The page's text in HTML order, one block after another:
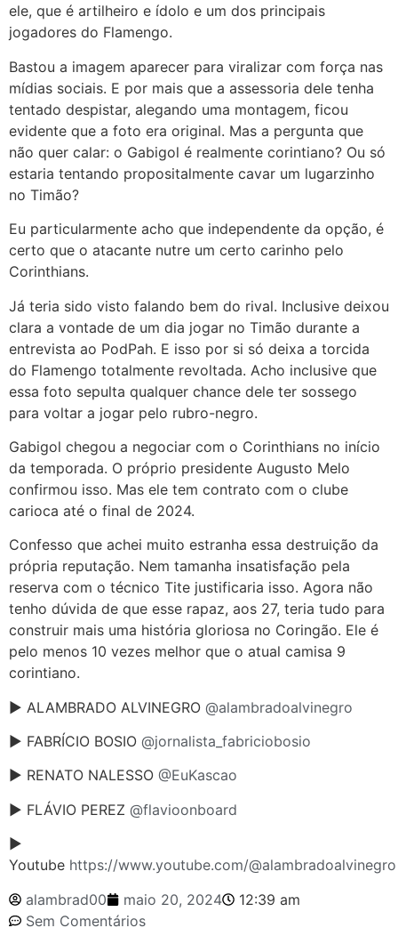
ele, que é artilheiro e ídolo e um dos principais
jogadores do Flamengo.
Bastou a imagem aparecer para viralizar com força nas
mídias sociais. E por mais que a assessoria dele tenha
tentado despistar, alegando uma montagem, ficou
evidente que a foto era original. Mas a pergunta que
não quer calar: o Gabigol é realmente corintiano? Ou só
estaria tentando propositalmente cavar um lugarzinho
no Timão?
Eu particularmente acho que independente da opção, é
certo que o atacante nutre um certo carinho pelo
Corinthians.
Já teria sido visto falando bem do rival. Inclusive deixou
clara a vontade de um dia jogar no Timão durante a
entrevista ao PodPah. E isso por si só deixa a torcida
do Flamengo totalmente revoltada. Acho inclusive que
essa foto sepulta qualquer chance dele ter sossego
para voltar a jogar pelo rubro-negro.
Gabigol chegou a negociar com o Corinthians no início
da temporada. O próprio presidente Augusto Melo
confirmou isso. Mas ele tem contrato com o clube
carioca até o final de 2024.
Confesso que achei muito estranha essa destruição da
própria reputação. Nem tamanha insatisfação pela
reserva com o técnico Tite justificaria isso. Agora não
tenho dúvida de que esse rapaz, aos 27, teria tudo para
construir mais uma história gloriosa no Coringão. Ele é
pelo menos 10 vezes melhor que o atual camisa 9
corintiano.
► ALAMBRADO ALVINEGRO @alambradoalvinegro
► FABRÍCIO BOSIO @jornalista_fabriciobosio
► RENATO NALESSO @EuKascao
► FLÁVIO PEREZ @flavioonboard
►
Youtube https://www.youtube.com/@alambradoalvinegro
alambrad00
maio 20, 2024
12:39 am
Sem Comentários